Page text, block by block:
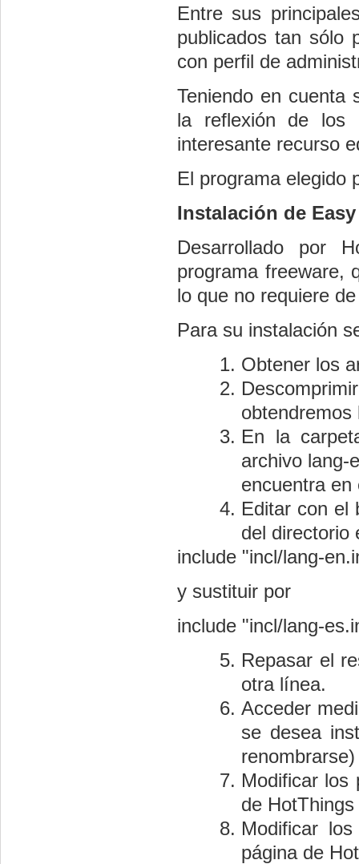
Entre sus
publicados tan sólo
con perfil de
Teniendo en cuenta
la reflexión de los
interesante recurso
El programa elegido
Instalación de
Desarrollado por
programa freeware,
lo que no requiere
Para su instalación
Obtener los
obtendremos
En la
archivo
encuentra en
Editar con el
del directorio
include "incl/lang-
y sustituir por
include "incl/lang-
Repasar el
otra línea.
Acceder
se desea
Modificar los
de
Modificar
página de